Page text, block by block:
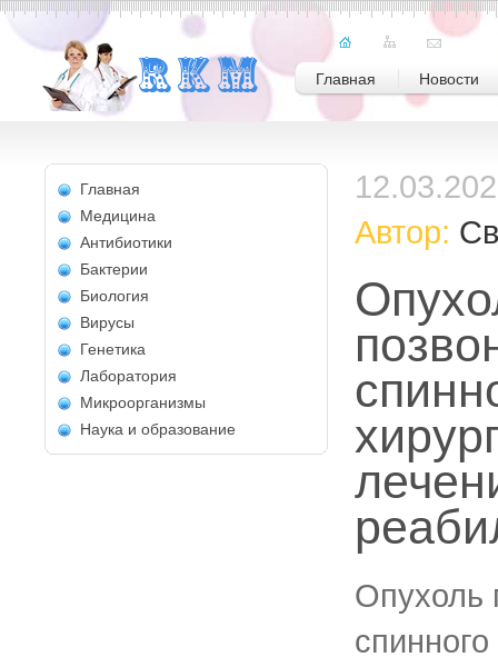
Главная Новости
Главная
Медицина
Антибиотики
Бактерии
Биология
Вирусы
Генетика
Лаборатория
Микроорганизмы
Наука и образование
Автор:
Опухоль